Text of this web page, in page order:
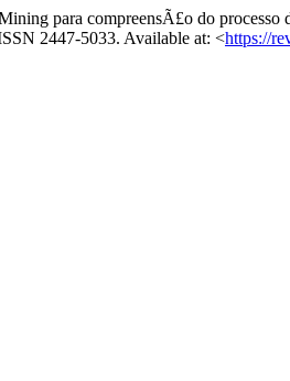
para compreensÃ£o do processo
2447-5033. Available at: <https://